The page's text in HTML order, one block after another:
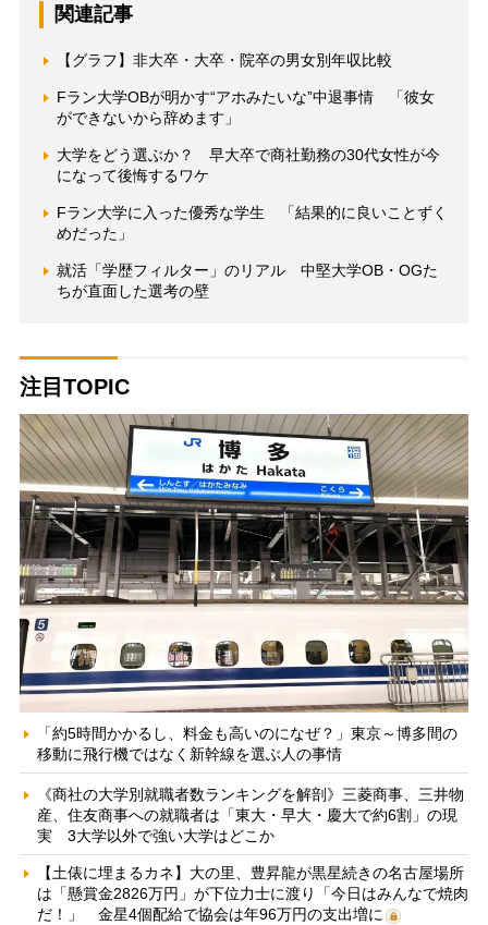
関連記事
【グラフ】非大卒・大卒・院卒の男女別年収比較
Fラン大学OBが明かす“アホみたいな”中退事情 「彼女
ができないから辞めます」
大学をどう選ぶか？ 早大卒で商社勤務の30代女性が今
になって後悔するワケ
Fラン大学に入った優秀な学生 「結果的に良いことずく
めだった」
就活「学歴フィルター」のリアル 中堅大学OB・OGた
ちが直面した選考の壁
注目TOPIC
「約5時間かかるし、料金も高いのになぜ？」東京～博多間の
移動に飛行機ではなく新幹線を選ぶ人の事情
《商社の大学別就職者数ランキングを解剖》三菱商事、三井物
産、住友商事への就職者は「東大・早大・慶大で約6割」の現
実 3大学以外で強い大学はどこか
【土俵に埋まるカネ】大の里、豊昇龍が黒星続きの名古屋場所
は「懸賞金2826万円」が下位力士に渡り「今日はみんなで焼肉
だ！」 金星4個配給で協会は年96万円の支出増に